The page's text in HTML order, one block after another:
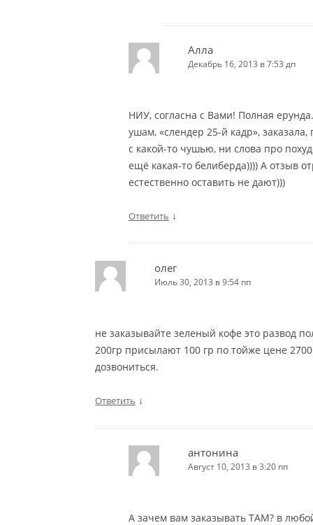
Алла
Декабрь 16, 2013 в 7:53 дп
НИУ, согласна с Вами! Полная
ушам, «слендер 25-й кадр»,
с какой-то чушью, ни слова про
ещё какая-то белиберда)))) А отзыв
естественно оставить не дают)))
Ответить ↓
олег
Июль 30, 2013 в 9:54 пп
не заказывайте зеленый кофе это развод
200гр присылают 100 гр по тойже цене
дозвониться.
Ответить ↓
антонина
Август 10, 2013 в 3:20 пп
А зачем вам заказывать ТАМ? в